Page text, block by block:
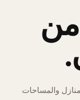
من
والمساحات